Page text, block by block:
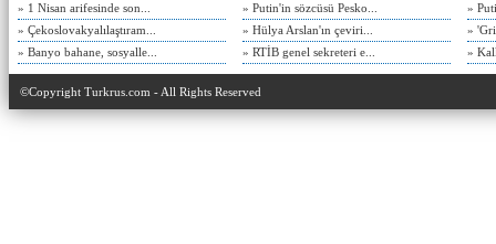
» 1 Nisan arifesinde son...
» Çekoslovakyalılaştıram...
» Banyo bahane, sosyalle...
» Putin'in sözcüsü Pesko...
» Hülya Arslan'ın çeviri...
» RTİB genel sekreteri e...
»
»
»
©Copyright Turkrus.com - All Rights Reserved